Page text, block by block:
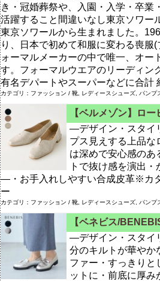
き・冠婚葬祭や、入園・入学・卒業
活躍すること間違いなし東京ソワー
東京ソワールから生まれました。
り、日本で初めて和服に変わる喪服
ォーマルメーカーの中で唯一、オ
す。フォーマルウエアのリーディン
有名デパートやスーパーなどに合計
カテゴリ：ファッション / 靴, レディースシューズ, パンプ
【ベルメゾン】ロ
―デザイン・スタイ
プス見えする上品な
は深めで安心感のあ
トで抜け感を演出
―・お手入れしやすい合成皮革※カ
ー
カテゴリ：ファッション / 靴, レディースシューズ, パンプ
【ベネビス/
―デザイン・スタイ
分のキルトが華やか
ファー・すっきりと
ットに・前底に厚み